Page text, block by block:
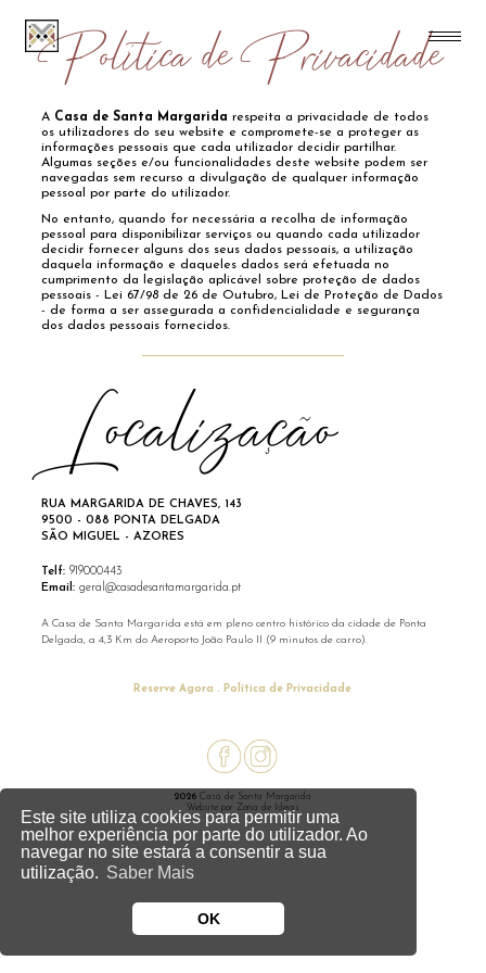
Este site utiliza cookies para permitir uma
melhor experiência por parte do utilizador. Ao
navegar no site estará a consentir a sua
utilização. Saber Mais
OK
Política de Privacidade
A Casa de Santa Margarida respeita a privacidade de todos
os utilizadores do seu website e compromete-se a proteger as
informações pessoais que cada utilizador decidir partilhar.
Algumas seções e/ou funcionalidades deste website podem ser
navegadas sem recurso a divulgação de qualquer informação
pessoal por parte do utilizador.
No entanto, quando for necessária a recolha de informação
pessoal para disponibilizar serviços ou quando cada utilizador
decidir fornecer alguns dos seus dados pessoais, a utilização
daquela informação e daqueles dados será efetuada no
cumprimento da legislação aplicável sobre proteção de dados
pessoais - Lei 67/98 de 26 de Outubro, Lei de Proteção de Dados
- de forma a ser assegurada a confidencialidade e segurança
dos dados pessoais fornecidos.
Localização
RUA MARGARIDA DE CHAVES, 143
9500 - 088 PONTA DELGADA
SÃO MIGUEL - AZORES
Telf:919000443
Email:geral@casadesantamargarida.pt
A Casa de Santa Margarida está em pleno centro histórico da cidade de Ponta
Delgada, a 4,3 Km do Aeroporto João Paulo II (9 minutos de carro).
Reserve Agora Política de Privacidade
2026 Casa de Santa Margarida
Website por Zona de Ideias